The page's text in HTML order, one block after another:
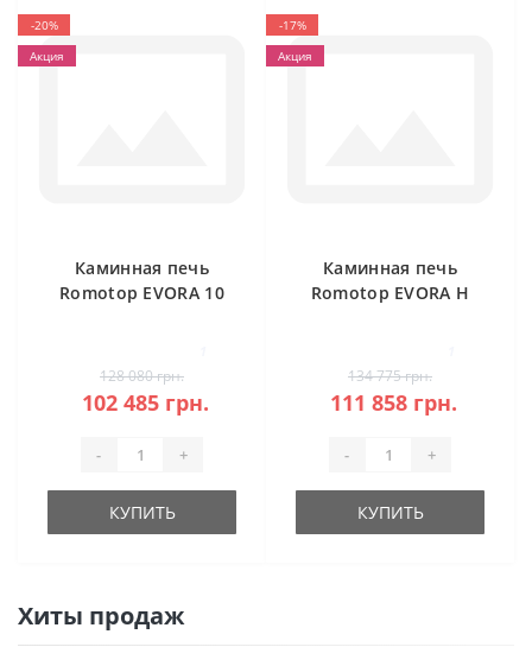
-20%
Акция
Каминная печь
Romotop EVORA 10
128 080 грн.
102 485 грн.
- +
КУПИТЬ
-17%
Акция
Каминная печь
Romotop EVORA H
134 775 грн.
111 858 грн.
- +
КУПИТЬ
Хиты продаж